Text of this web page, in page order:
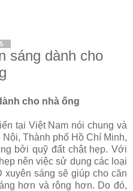
sáng dành cho
cho nhà ống
tại Việt Nam nói chung và
Thành phố Hồ Chí Minh,
bởi quỹ đất chật hẹp. Với
nên việc sử dụng các loại
xuyên sáng sẽ giúp cho căn
hơn và rộng hơn. Do đó,